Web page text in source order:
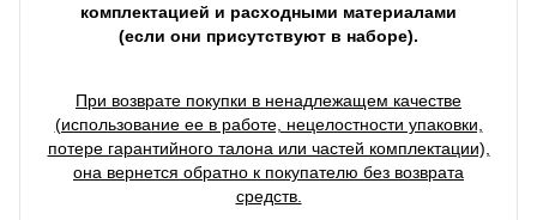
комплектацией и расходными материалами
(если они присутствуют в наборе).
При возврате покупки в ненадлежащем качестве
(использование ее в работе, нецелостности упаковки,
потере гарантийного талона или частей комплектации),
она вернется обратно к покупателю без возврата
средств.